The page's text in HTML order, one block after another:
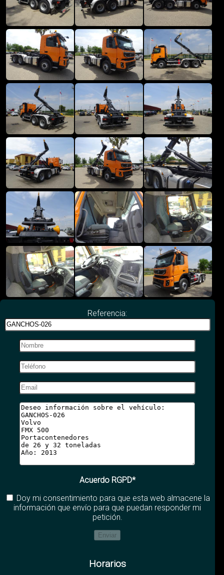
Referencia:
Acuerdo RGPD*
Doy mi consentimiento para que esta web almacene la
información que envío para que puedan responder mi
petición.
Horarios